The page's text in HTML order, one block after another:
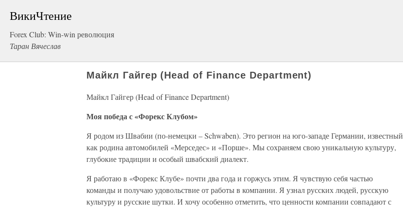
ВикиЧтение
Forex Club: Win-win революция
Таран Вячеслав
Майкл Гайгер (Head of Finance Department)
Майкл Гайгер (Head of Finance Department)
Моя победа с «Форекс Клубом»
Я родом из Швабии (по-немецки – Schwaben). Это регион на юго-западе Германии, известный
как родина автомобилей «Мерседес» и «Порше». Мы сохраняем свою уникальную культуру,
глубокие традиции и особый швабский диалект.
Я работаю в «Форекс Клубе» почти два года и горжусь этим. Я чувствую себя частью
команды и получаю удовольствие от работы в компании. Я узнал русских людей, русскую
культуру и русские шутки. И хочу особенно отметить, что ценности компании совпадают с